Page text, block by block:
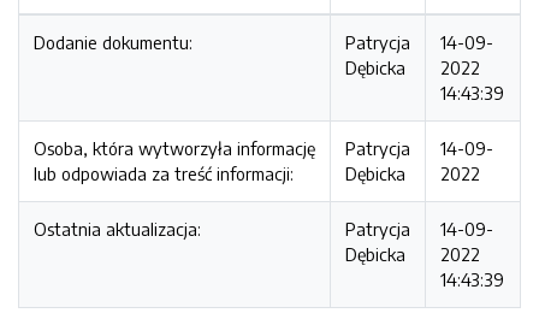
Dodanie dokumentu:
Patrycja
Dębicka
14-09-
2022
14:43:39
Osoba, która wytworzyła informację
lub odpowiada za treść informacji:
Patrycja
Dębicka
14-09-
2022
Ostatnia aktualizacja:
Patrycja
Dębicka
14-09-
2022
14:43:39